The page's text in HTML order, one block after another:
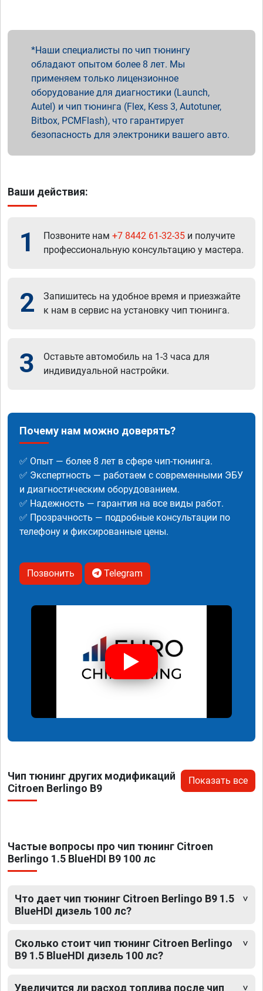
Наши специалисты по чип тюнингу
обладают опытом более 8 лет. Мы
применяем только лицензионное
оборудование для диагностики (Launch,
Autel) и чип тюнинга (Flex, Kess 3, Autotuner,
Bitbox, PCMFlash), что гарантирует
безопасность для электроники вашего авто.
Ваши действия:
1 Позвоните нам +7 8442 61-32-35 и получите
профессиональную консультацию у мастера.
2
Запишитесь на удобное время и приезжайте
к нам в сервис на установку чип тюнинга.
3
Оставьте автомобиль на 1-3 часа для
индивидуальной настройки.
Почему нам можно доверять?
✅ Опыт — более 8 лет в сфере чип-тюнинга.
✅ Экспертность — работаем с современными ЭБУ
и диагностическим оборудованием.
✅ Надежность — гарантия на все виды работ.
✅ Прозрачность — подробные консультации по
телефону и фиксированные цены.
Позвонить Telegram
Чип тюнинг других модификаций
Citroen Berlingo B9
Показать все
Частые вопросы про чип тюнинг Citroen
Berlingo 1.5 BlueHDI B9 100 лс
Что дает чип тюнинг Citroen Berlingo B9 1.5
BlueHDI дизель 100 лс?
Сколько стоит чип тюнинг Citroen Berlingo
B9 1.5 BlueHDI дизель 100 лс?
Увеличится ли расход топлива после чип